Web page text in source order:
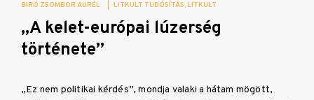
BIRÓ ZSOMBOR AURÉL LITKULT TUDÓSÍTÁS LITKULT
„A kelet-európai lúzerség
története”
„Ez nem politikai kérdés”, mondja valaki a hátam mögött,